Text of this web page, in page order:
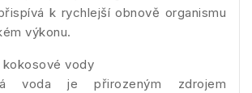
k rychlejší obnově organismu
výkonu.
kokosové vody
voda je přirozeným zdrojem